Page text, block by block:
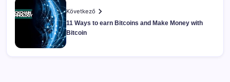
Következő
11 Ways to earn Bitcoins and Make Money with
Bitcoin